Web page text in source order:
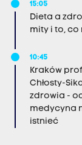
15:05
Dieta a
mity i to, co
10:45
Kraków
Chłosty-
zdrowia -
medycyna
istnieć